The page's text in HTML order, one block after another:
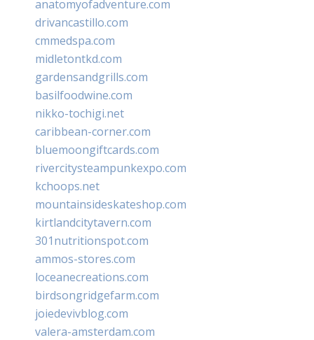
anatomyofadventure.com
drivancastillo.com
cmmedspa.com
midletontkd.com
gardensandgrills.com
basilfoodwine.com
nikko-tochigi.net
caribbean-corner.com
bluemoongiftcards.com
rivercitysteampunkexpo.com
kchoops.net
mountainsideskateshop.com
kirtlandcitytavern.com
301nutritionspot.com
ammos-stores.com
loceanecreations.com
birdsongridgefarm.com
joiedevivblog.com
valera-amsterdam.com